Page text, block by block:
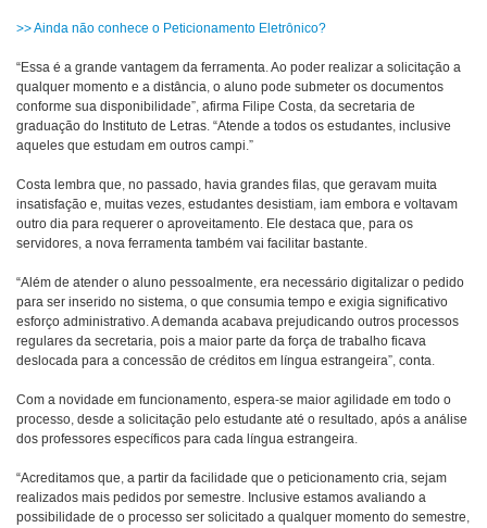
>> Ainda não conhece o Peticionamento Eletrônico?
“Essa é a grande vantagem da ferramenta. Ao poder realizar a solicitação a
qualquer momento e a distância, o aluno pode submeter os documentos
conforme sua disponibilidade”, afirma Filipe Costa, da secretaria de
graduação do Instituto de Letras. “Atende a todos os estudantes, inclusive
aqueles que estudam em outros campi.”
Costa lembra que, no passado, havia grandes filas, que geravam muita
insatisfação e, muitas vezes, estudantes desistiam, iam embora e voltavam
outro dia para requerer o aproveitamento. Ele destaca que, para os
servidores, a nova ferramenta também vai facilitar bastante.
“Além de atender o aluno pessoalmente, era necessário digitalizar o pedido
para ser inserido no sistema, o que consumia tempo e exigia significativo
esforço administrativo. A demanda acabava prejudicando outros processos
regulares da secretaria, pois a maior parte da força de trabalho ficava
deslocada para a concessão de créditos em língua estrangeira”, conta.
Com a novidade em funcionamento, espera-se maior agilidade em todo o
processo, desde a solicitação pelo estudante até o resultado, após a análise
dos professores específicos para cada língua estrangeira.
“Acreditamos que, a partir da facilidade que o peticionamento cria, sejam
realizados mais pedidos por semestre. Inclusive estamos avaliando a
possibilidade de o processo ser solicitado a qualquer momento do semestre,